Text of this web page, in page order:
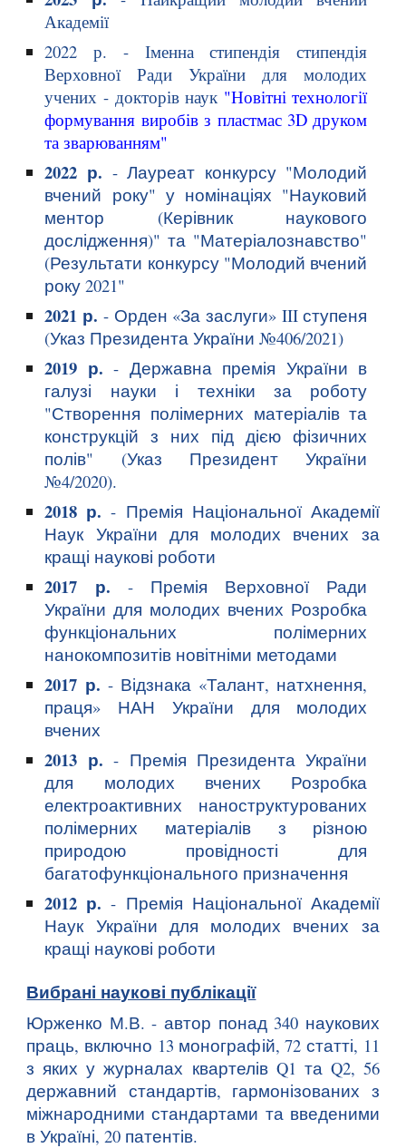
Академії
2022 р. - Іменна стипендія стипендія
Верховної Ради України для молодих
учених - докторів наук "Новітні технології
формування виробів з пластмас 3D друком
та зварюванням"
2022 р. - Лауреат конкурсу "Молодий
вчений року" у номінаціях "Науковий
ментор (Керівник наукового
дослідження)" та "Матеріалознавство"
(Результати конкурсу "Молодий вчений
року 2021"
2021 р. - Орден «За заслуги»III ступеня
(Указ Президента України №406/2021)
2019 р. - Державна премія України в
галузі науки і техніки за роботу
"Створення полімерних матеріалів та
конструкцій з них під дією фізичних
полів" (Указ Президент України
№4/2020).
2018 р. - Премія Національної Академії
Наук України для молодих вчених за
кращі наукові роботи
2017 р. - Премія Верховної Ради
України для молодих вчених Розробка
функціональних полімерних
нанокомпозитів новітніми методами
2017 р. - Відзнака «Талант, натхнення,
праця» НАН України для молодих
вчених
2013 р. - Премія Президента України
для молодих вчених Розробка
електроактивних наноструктурованих
полімерних матеріалів з різною
природою провідності для
багатофункціонального призначення
2012 р. - Премія Національної Академії
Наук України для молодих вчених за
кращі наукові роботи
Вибрані наукові публікації
Юрженко М.В. - автор понад 340 наукових
праць, включно 13 монографій, 72 статті, 11
з яких у журналах квартелів Q1 та Q2, 56
державний стандартів, гармонізованих з
міжнародними стандартами та введеними
в Україні, 20 патентів.